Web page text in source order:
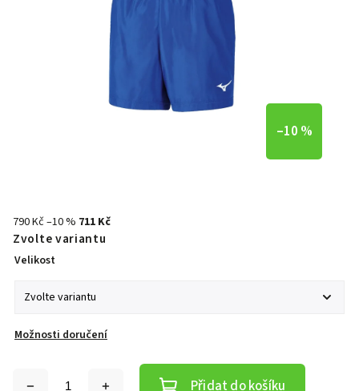
–10 %
790 Kč–10 % 711 Kč
Zvolte variantu
Velikost
Možnosti doručení
Přidat do košíku